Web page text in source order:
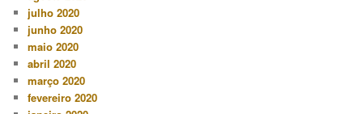
julho 2020
junho 2020
maio 2020
abril 2020
março 2020
fevereiro 2020